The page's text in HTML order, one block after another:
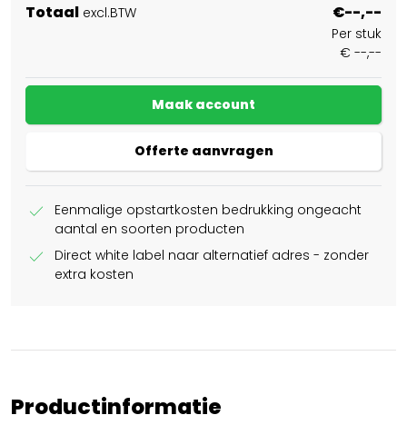
Totaal excl.BTW €--,--
Per stuk
€ --,--
Maak account
Offerte aanvragen
check
Eenmalige opstartkosten bedrukking ongeacht
aantal en soorten producten
check
Direct white label naar alternatief adres - zonder
extra kosten
Productinformatie